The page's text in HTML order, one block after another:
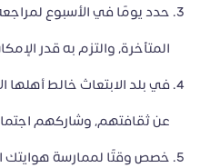
حدد يومًا في الأسبوع
المتأخرة، والتزم به قدر
في بلد الابتعاث خالط
عن ثقافتهم، وشاركهم
خصص وقتًا لممارسة هوايتك